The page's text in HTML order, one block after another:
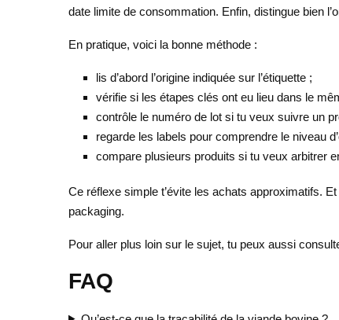
date limite de consommation. Enfin, distingue bien
En pratique, voici la bonne méthode :
lis d’abord l’origine indiquée sur l’étiquette ;
vérifie si les étapes clés ont eu lieu dans le
contrôle le numéro de lot si tu veux suivre un
regarde les labels pour comprendre le niveau
compare plusieurs produits si tu veux arbitrer
Ce réflexe simple t’évite les achats approximatifs.
packaging.
Pour aller plus loin sur le sujet, tu peux aussi
FAQ